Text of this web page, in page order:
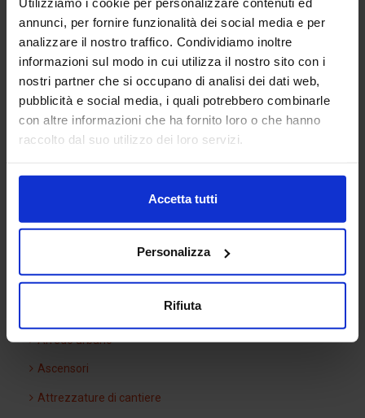
annunci, per fornire funzionalità dei social media e per
analizzare il nostro traffico. Condividiamo inoltre
informazioni sul modo in cui utilizza il nostro sito con i
nostri partner che si occupano di analisi dei dati web,
pubblicità e social media, i quali potrebbero combinarle
con altre informazioni che ha fornito loro o che hanno
raccolto dal suo utilizzo dei loro servizi.
Accetta tutti
Personalizza
Rifiuta
Fontana
Categorie Blocchi CAD
Arredi interni
Arredo urbano
Ascensori
Attrezzature di cantiere